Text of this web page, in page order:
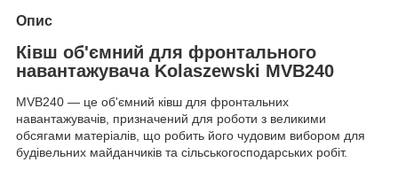
Опис
Ківш об'ємний для фронтального
навантажувача Kolaszewski MVB240
MVB240 — це об'ємний ківш для фронтальних
навантажувачів, призначений для роботи з великими
обсягами матеріалів, що робить його чудовим вибором для
будівельних майданчиків та сільськогосподарських робіт.